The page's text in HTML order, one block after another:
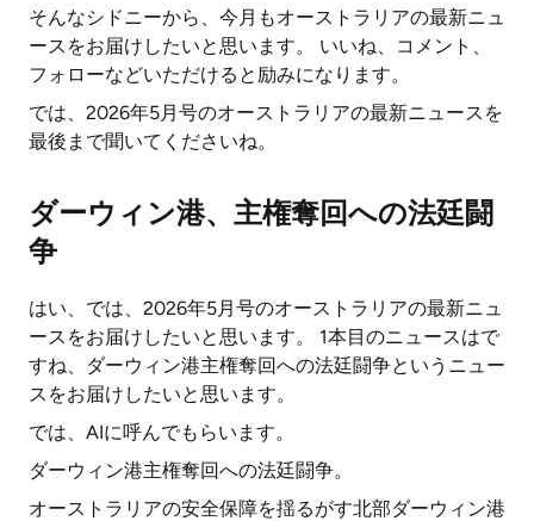
そんなシドニーから、今月もオーストラリアの最新ニュ
ースをお届けしたいと思います。 いいね、コメント、
フォローなどいただけると励みになります。
では、2026年5月号のオーストラリアの最新ニュースを
最後まで聞いてくださいね。
ダーウィン港、主権奪回への法廷闘
争
はい、では、2026年5月号のオーストラリアの最新ニュ
ースをお届けしたいと思います。 1本目のニュースはで
すね、ダーウィン港主権奪回への法廷闘争というニュー
スをお届けしたいと思います。
では、AIに呼んでもらいます。
ダーウィン港主権奪回への法廷闘争。
オーストラリアの安全保障を揺るがす北部ダーウィン港